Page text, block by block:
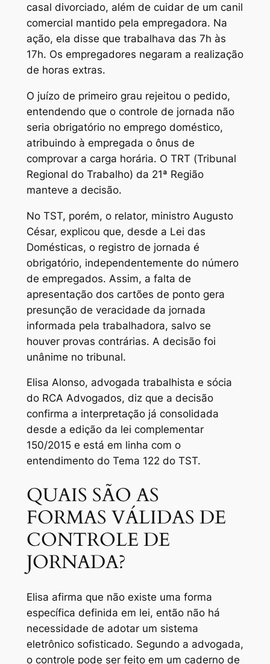
casal divorciado, além de cuidar de um canil
comercial mantido pela empregadora. Na
ação, ela disse que trabalhava das 7h às
17h. Os empregadores negaram a realização
de horas extras.
O juízo de primeiro grau rejeitou o pedido,
entendendo que o controle de jornada não
seria obrigatório no emprego doméstico,
atribuindo à empregada o ônus de
comprovar a carga horária. O TRT (Tribunal
Regional do Trabalho) da 21ª Região
manteve a decisão.
No TST, porém, o relator, ministro Augusto
César, explicou que, desde a Lei das
Domésticas, o registro de jornada é
obrigatório, independentemente do número
de empregados. Assim, a falta de
apresentação dos cartões de ponto gera
presunção de veracidade da jornada
informada pela trabalhadora, salvo se
houver provas contrárias. A decisão foi
unânime no tribunal.
Elisa Alonso, advogada trabalhista e sócia
do RCA Advogados, diz que a decisão
confirma a interpretação já consolidada
desde a edição da lei complementar
150/2015 e está em linha com o
entendimento do Tema 122 do TST.
QUAIS SÃO AS
FORMAS VÁLIDAS DE
CONTROLE DE
JORNADA?
Elisa afirma que não existe uma forma
específica definida em lei, então não há
necessidade de adotar um sistema
eletrônico sofisticado. Segundo a advogada,
o controle pode ser feito em um caderno de